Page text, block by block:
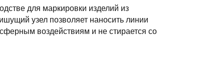
для маркировки изделий из
узел позволяет наносить линии
воздействиям и не стирается со